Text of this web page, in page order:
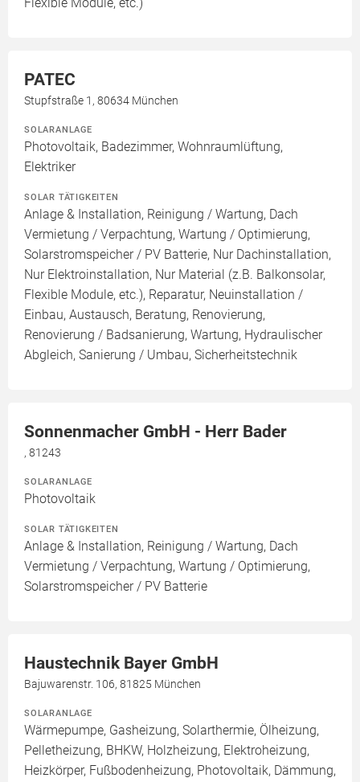
PATEC
Stupfstraße 1, 80634 München
SOLARANLAGE
Photovoltaik, Badezimmer, Wohnraumlüftung,
Elektriker
SOLAR TÄTIGKEITEN
Anlage & Installation, Reinigung / Wartung, Dach
Vermietung / Verpachtung, Wartung / Optimierung,
Solarstromspeicher / PV Batterie, Nur Dachinstallation,
Nur Elektroinstallation, Nur Material (z.B. Balkonsolar,
Flexible Module, etc.), Reparatur, Neuinstallation /
Einbau, Austausch, Beratung, Renovierung,
Renovierung / Badsanierung, Wartung, Hydraulischer
Abgleich, Sanierung / Umbau, Sicherheitstechnik
Sonnenmacher GmbH - Herr Bader
, 81243
SOLARANLAGE
Photovoltaik
SOLAR TÄTIGKEITEN
Anlage & Installation, Reinigung / Wartung, Dach
Vermietung / Verpachtung, Wartung / Optimierung,
Solarstromspeicher / PV Batterie
Haustechnik Bayer GmbH
Bajuwarenstr. 106, 81825 München
SOLARANLAGE
Wärmepumpe, Gasheizung, Solarthermie, Ölheizung,
Pelletheizung, BHKW, Holzheizung, Elektroheizung,
Heizkörper, Fußbodenheizung, Photovoltaik, Dämmung,